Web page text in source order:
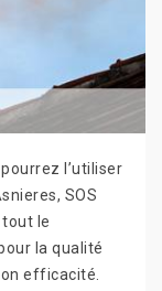
l’utiliser
SOS
le
la qualité
efficacité.